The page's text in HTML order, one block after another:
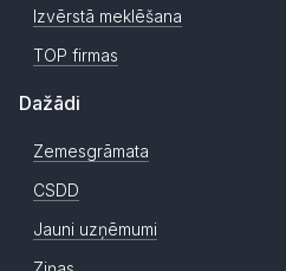
Izvērstā meklēšana
TOP firmas
Dažādi
Zemesgrāmata
CSDD
Jauni uzņēmumi